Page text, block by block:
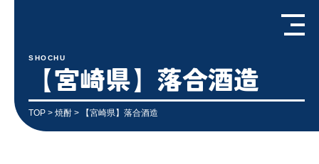
SHOCHU
【宮崎県】落合酒造
TOP > 焼酎 > 【宮崎県】落合酒造